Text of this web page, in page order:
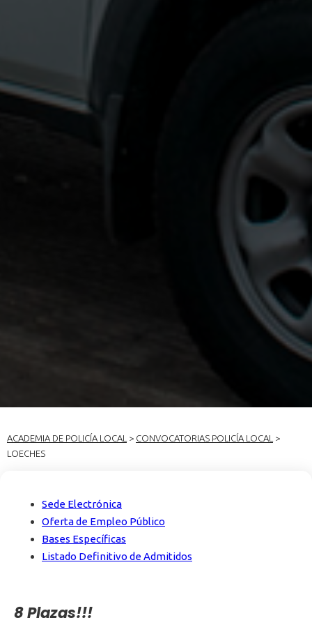
ACADEMIA DE POLICÍA LOCAL > CONVOCATORIAS POLICÍA LOCAL >
LOECHES
Sede Electrónica
Oferta de Empleo Público
Bases Específicas
Listado Definitivo de Admitidos
8 Plazas!!!